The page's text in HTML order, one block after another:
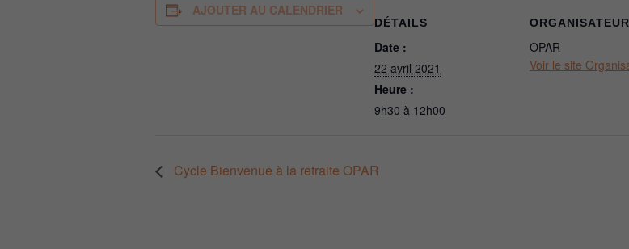
AJOUTER AU CALENDRIER
DÉTAILS
Date :
22 avril 2021
Heure :
9h30 à 12h00
ORGANISATEUR
OPAR
Voir le site
Cycle Bienvenue à la retraite OPAR